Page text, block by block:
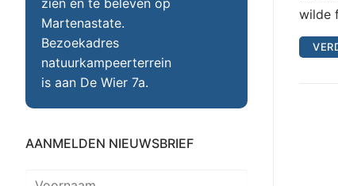
wilde
Martenastate.
Bezoekadres
natuurkampeerterrein
is aan De Wier 7a.
AANMELDEN NIEUWSBRIEF